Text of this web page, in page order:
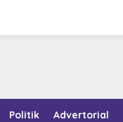
Politik Advertorial